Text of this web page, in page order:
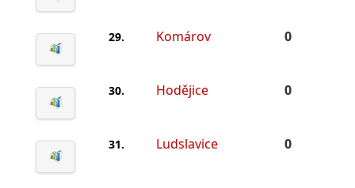
29. Komárov 0
30. Hodějice 0
31. Ludslavice 0